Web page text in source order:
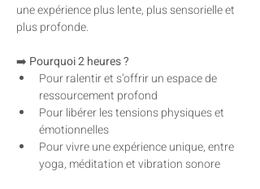
une expérience plus lente, plus sensorielle et
plus profonde.
➡️ Pourquoi 2 heures ?
Pour ralentir et s’offrir un espace de
ressourcement profond
Pour libérer les tensions physiques et
émotionnelles
Pour vivre une expérience unique, entre
yoga, méditation et vibration sonore